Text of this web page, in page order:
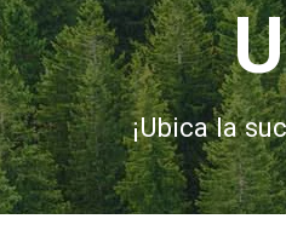
¡Ubica la